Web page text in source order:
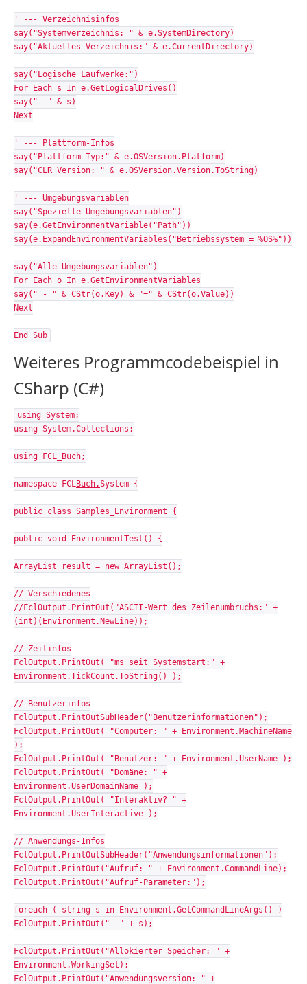
' --- Verzeichnisinfos
say("Systemverzeichnis: " & e.SystemDirectory)
say("Aktuelles Verzeichnis:" & e.CurrentDirectory)
say("Logische Laufwerke:")
For Each s In e.GetLogicalDrives()
say("- " & s)
Next
' --- Plattform-Infos
say("Plattform-Typ:" & e.OSVersion.Platform)
say("CLR Version: " & e.OSVersion.Version.ToString)
' --- Umgebungsvariablen
say("Spezielle Umgebungsvariablen")
say(e.GetEnvironmentVariable("Path"))
say(e.ExpandEnvironmentVariables("Betriebssystem = %OS%"))
say("Alle Umgebungsvariablen")
For Each o In e.GetEnvironmentVariables
say(" - " & CStr(o.Key) & "=" & CStr(o.Value))
Next
End Sub
Weiteres Programmcodebeispiel in
CSharp (C#)
using System;
using System.Collections;
using FCL_Buch;
namespace FCLBuch.System {
public class Samples_Environment {
public void EnvironmentTest() {
ArrayList result = new ArrayList();
// Verschiedenes
//FclOutput.PrintOut("ASCII-Wert des Zeilenumbruchs:" +
(int)(Environment.NewLine));
// Zeitinfos
FclOutput.PrintOut( "ms seit Systemstart:" +
Environment.TickCount.ToString() );
// Benutzerinfos
FclOutput.PrintOutSubHeader("Benutzerinformationen");
FclOutput.PrintOut( "Computer: " + Environment.MachineName
);
FclOutput.PrintOut( "Benutzer: " + Environment.UserName );
FclOutput.PrintOut( "Domäne: " +
Environment.UserDomainName );
FclOutput.PrintOut( "Interaktiv? " +
Environment.UserInteractive );
// Anwendungs-Infos
FclOutput.PrintOutSubHeader("Anwendungsinformationen");
FclOutput.PrintOut("Aufruf: " + Environment.CommandLine);
FclOutput.PrintOut("Aufruf-Parameter:");
foreach ( string s in Environment.GetCommandLineArgs() )
FclOutput.PrintOut("- " + s);
FclOutput.PrintOut("Allokierter Speicher: " +
Environment.WorkingSet);
FclOutput.PrintOut("Anwendungsversion: " +